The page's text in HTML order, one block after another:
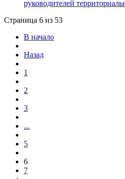
руководителей
Страница 6 из 53
В начало
Назад
1
2
3
...
5
6
7